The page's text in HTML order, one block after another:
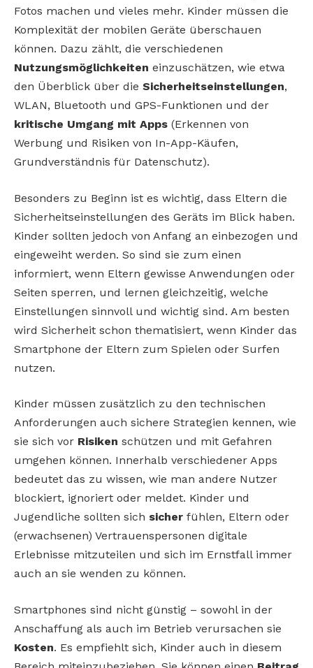
Fotos machen und vieles mehr. Kinder müssen die
Komplexität der mobilen Geräte überschauen
können. Dazu zählt, die verschiedenen
Nutzungsmöglichkeiten einzuschätzen, wie etwa
den Überblick über die Sicherheitseinstellungen,
WLAN, Bluetooth und GPS-Funktionen und der
kritische Umgang mit Apps (Erkennen von
Werbung und Risiken von In-App-Käufen,
Grundverständnis für Datenschutz).
Besonders zu Beginn ist es wichtig, dass Eltern die
Sicherheitseinstellungen des Geräts im Blick haben.
Kinder sollten jedoch von Anfang an einbezogen und
eingeweiht werden. So sind sie zum einen
informiert, wenn Eltern gewisse Anwendungen oder
Seiten sperren, und lernen gleichzeitig, welche
Einstellungen sinnvoll und wichtig sind. Am besten
wird Sicherheit schon thematisiert, wenn Kinder das
Smartphone der Eltern zum Spielen oder Surfen
nutzen.
Kinder müssen zusätzlich zu den technischen
Anforderungen auch sichere Strategien kennen, wie
sie sich vor Risiken schützen und mit Gefahren
umgehen können. Innerhalb verschiedener Apps
bedeutet das zu wissen, wie man andere Nutzer
blockiert, ignoriert oder meldet. Kinder und
Jugendliche sollten sich sicher fühlen, Eltern oder
(erwachsenen) Vertrauenspersonen digitale
Erlebnisse mitzuteilen und sich im Ernstfall immer
auch an sie wenden zu können.
Smartphones sind nicht günstig – sowohl in der
Anschaffung als auch im Betrieb verursachen sie
Kosten. Es empfiehlt sich, Kinder auch in diesem